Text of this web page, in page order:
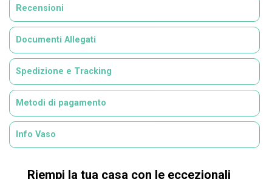
Recensioni
Documenti Allegati
Spedizione e Tracking
Metodi di pagamento
Info Vaso
Riempi la tua casa con le eccezionali